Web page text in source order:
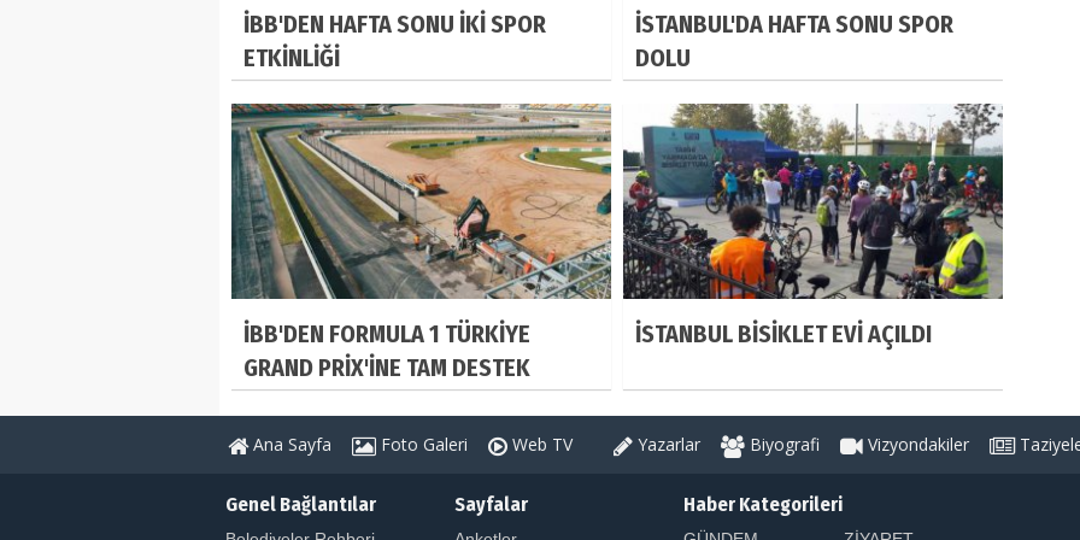
İBB'DEN HAFTA SONU İKİ SPOR
ETKİNLİĞİ
İSTANBUL'DA HAFTA SONU SPOR
DOLU
İBB'DEN FORMULA 1 TÜRKİYE
GRAND PRİX'İNE TAM DESTEK
İSTANBUL BİSİKLET EVİ AÇILDI
Ana Sayfa Foto Galeri Web TV Yazarlar Biyografi Vizyondakiler
Genel Bağlantılar Sayfalar Haber Kategorileri